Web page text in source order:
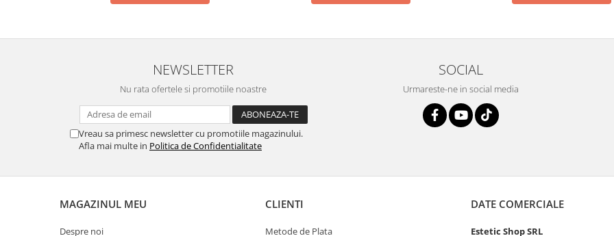
NEWSLETTER
Nu rata ofertele si promotiile noastre
Vreau sa primesc newsletter cu promotiile magazinului.
Afla mai multe in Politica de Confidentialitate
SOCIAL
Urmareste-ne in social media
MAGAZINUL MEU
Despre noi
CLIENTI
Metode de Plata
DATE COMERCIALE
Estetic Shop SRL